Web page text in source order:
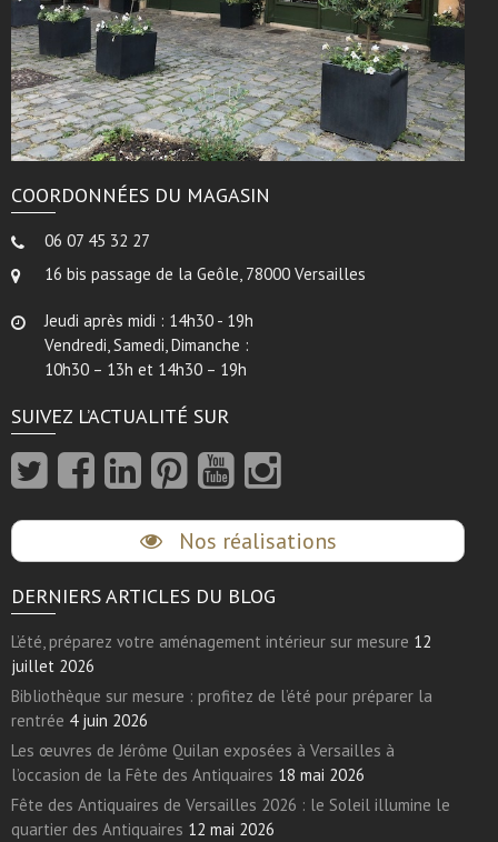
COORDONNÉES DU MAGASIN
06 07 45 32 27
16 bis passage de la Geôle, 78000 Versailles
Jeudi après midi : 14h30 - 19h
Vendredi, Samedi, Dimanche :
10h30 – 13h et 14h30 – 19h
SUIVEZ L’ACTUALITÉ SUR
Nos réalisations
DERNIERS ARTICLES DU BLOG
L’été, préparez votre aménagement intérieur sur mesure 12
juillet 2026
Bibliothèque sur mesure : profitez de l’été pour préparer la
rentrée 4 juin 2026
Les œuvres de Jérôme Quilan exposées à Versailles à
l’occasion de la Fête des Antiquaires 18 mai 2026
Fête des Antiquaires de Versailles 2026 : le Soleil illumine le
quartier des Antiquaires 12 mai 2026